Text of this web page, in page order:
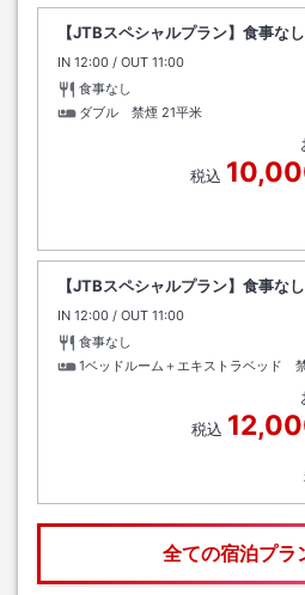
【JTBスペシャルプラン】食事なし
IN チェックイン
12:00 / OUT チェックアウト
11:00
食事なし
ダブル 禁煙 21平米
税込
【JTBスペシャルプラン】食事なし
IN チェックイン
12:00 / OUT チェックアウト
11:00
食事なし
1ベッドルーム＋エキストラベッド
税込
全ての宿泊プラ